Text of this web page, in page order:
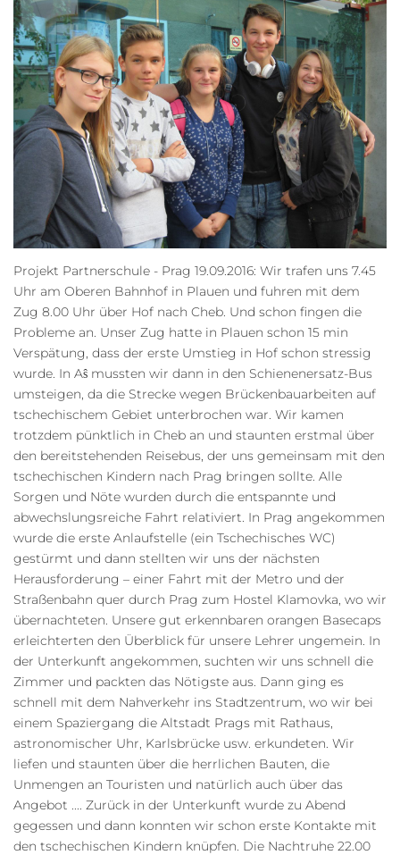
Projekt Partnerschule - Prag 19.09.2016: Wir trafen uns 7.45
Uhr am Oberen Bahnhof in Plauen und fuhren mit dem
Zug 8.00 Uhr über Hof nach Cheb. Und schon fingen die
Probleme an. Unser Zug hatte in Plauen schon 15 min
Verspätung, dass der erste Umstieg in Hof schon stressig
wurde. In Aŝ mussten wir dann in den Schienenersatz-Bus
umsteigen, da die Strecke wegen Brückenbauarbeiten auf
tschechischem Gebiet unterbrochen war. Wir kamen
trotzdem pünktlich in Cheb an und staunten erstmal über
den bereitstehenden Reisebus, der uns gemeinsam mit den
tschechischen Kindern nach Prag bringen sollte. Alle
Sorgen und Nöte wurden durch die entspannte und
abwechslungsreiche Fahrt relativiert. In Prag angekommen
wurde die erste Anlaufstelle (ein Tschechisches WC)
gestürmt und dann stellten wir uns der nächsten
Herausforderung – einer Fahrt mit der Metro und der
Straßenbahn quer durch Prag zum Hostel Klamovka, wo wir
übernachteten. Unsere gut erkennbaren orangen Basecaps
erleichterten den Überblick für unsere Lehrer ungemein. In
der Unterkunft angekommen, suchten wir uns schnell die
Zimmer und packten das Nötigste aus. Dann ging es
schnell mit dem Nahverkehr ins Stadtzentrum, wo wir bei
einem Spaziergang die Altstadt Prags mit Rathaus,
astronomischer Uhr, Karlsbrücke usw. erkundeten. Wir
liefen und staunten über die herrlichen Bauten, die
Unmengen an Touristen und natürlich auch über das
Angebot .... Zurück in der Unterkunft wurde zu Abend
gegessen und dann konnten wir schon erste Kontakte mit
den tschechischen Kindern knüpfen. Die Nachtruhe 22.00